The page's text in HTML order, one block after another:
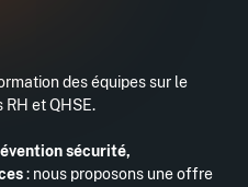
des équipes sur le
et QHSE.
sécurité,
: nous proposons une offre